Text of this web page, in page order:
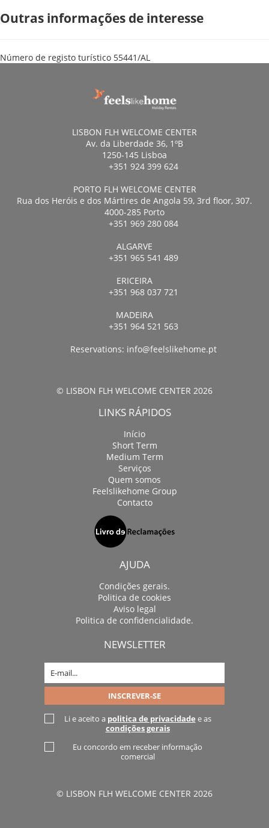
Outras informações de interesse
Número de registo turístico 55441/AL
LISBON FLH WELCOME CENTER
Av. da Liberdade 36, 1ºB
1250-145 Lisboa
+351 924 399 624
PORTO FLH WELCOME CENTER
Rua dos Heróis e dos Mártires de Angola 59, 3rd floor, 307.
4000-285 Porto
+351 969 280 084
ALGARVE
+351 965 541 489
ERICEIRA
+351 968 037 721
MADEIRA
+351 964 521 563
Reservations: info@feelslikehome.pt
© LISBON FLH WELCOME CENTER 2026
LINKS RÁPIDOS
Início
Short Term
Medium Term
Serviços
Quem somos
Feelslikehome Group
Contacto
AJUDA
Condições gerais.
Politica de cookies
Aviso legal
Politica de confidencialidade.
NEWSLETTER
Li e aceito a politica de privacidade e as
condições gerais
Eu concordo em receber informação
comercial
© LISBON FLH WELCOME CENTER 2026